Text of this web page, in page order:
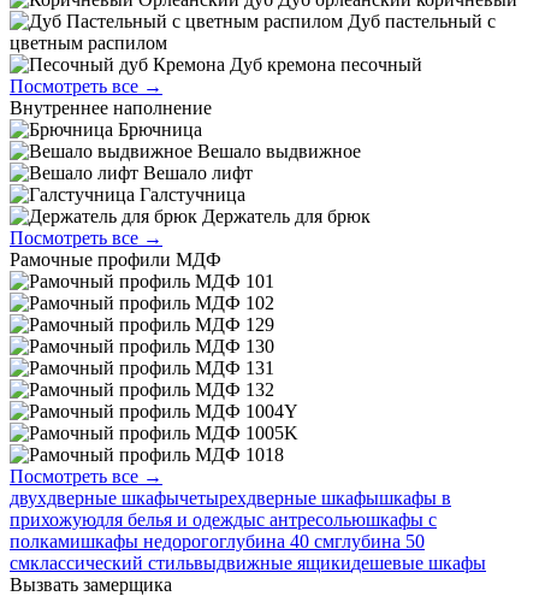
Дуб пастельный с
цветным распилом
Дуб кремона песочный
Посмотреть все →
Внутреннее наполнение
Брючница
Вешало выдвижное
Вешало лифт
Галстучница
Держатель для брюк
Посмотреть все →
Рамочные профили МДФ
Посмотреть все →
двухдверные шкафычетырехдверные шкафышкафы в
прихожуюдля белья и одеждыс антресольюшкафы с
полкамишкафы недорогоглубина 40 смглубина 50
смклассический стильвыдвижные ящикидешевые шкафы
Вызвать замерщика